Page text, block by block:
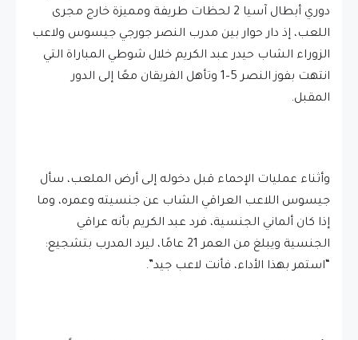
دوري أبطال آسيا 2 لحظات طريفة ومميزة خارج مجرى
اللعب، إذ دار حوار بين مدرب النصر جورجي جيسوس ولاعب
الزوراء الشاب حيدر عبد الكريم خلال شوطي المباراة التي
انتهت بفوز النصر 5–1 وتأهل الفريقان معًا إلى الدور
المقبل.
وأثناء عمليات الإحماء قبل دخوله إلى أرض الملعب، سأل
جيسوس اللاعب العراقي الشاب عن جنسيته وعمره، وما
إذا كان ألماني الجنسية، فرد عبد الكريم بأنه عراقي
الجنسية ويبلغ من العمر 21 عامًا، ليرد المدرب بتشجيع:
“استمر بهذا الأداء، فأنت لاعب جيد”.